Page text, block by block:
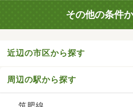
その他の条件
近辺の市区から探す
周辺の駅から探す